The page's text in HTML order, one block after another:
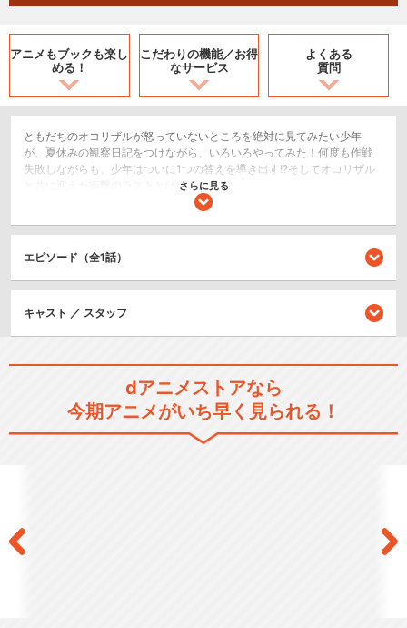
アニメもブックも楽し
める！
こだわりの機能／お得
なサービス
よくある
質問
ともだちのオコリザルが怒っていないところを絶対に見てみたい少年
が、夏休みの観察日記をつけながら、いろいろやってみた！何度も作戦
失敗しながらも、少年はついに1つの答えを導き出す!?そしてオコリザル
と共に迎えた衝撃のラストとは…！
キッズ/ファミリー
SF/ファンタジー
シリーズ／関連のアニメ作品
さらに見る
エピソード（全1話）
キャスト ／ スタッフ
dアニメストアなら
今期アニメがいち早く見られる！